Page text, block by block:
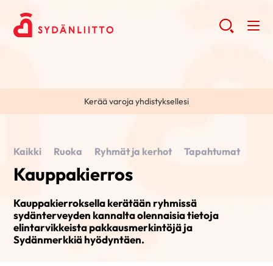
Kerää varoja yhdistyksellesi
Kaikki Ruoka Ryhmät ja kerhot Tapahtumat
Kauppakierros
Kauppakierroksella kerätään ryhmissä
sydänterveyden kannalta olennaisia tietoja
elintarvikkeista pakkausmerkintöjä ja
Sydänmerkkiä hyödyntäen.